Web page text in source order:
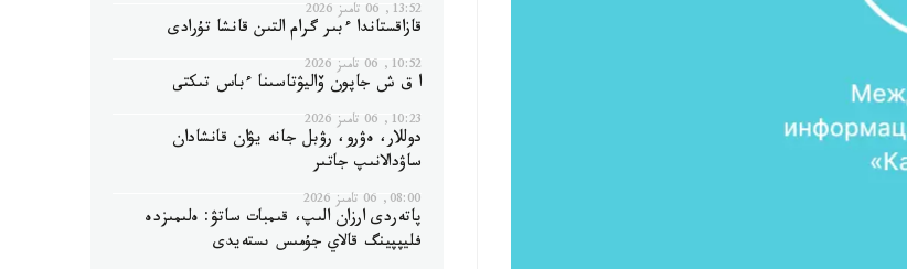
13:52, 06 تامىز 2026
قازاقستاندا ءبىر گرام التىن قانشا تۇرادى
10:52, 06 تامىز 2026
ا ق ش جاپون ۆاليۋتاسىنا ءباس تىكتى
10:23, 06 تامىز 2026
دوللار، ەۋرو، رۋبل جانە يۋان قانشادان
ساۋدالانىپ جاتىر
08:00, 06 تامىز 2026
پاتەردى ارزان الىپ، قىمبات ساتۋ: ەلىمىزدە
فليپپينگ قالاي جۇمىس ىستەيدى